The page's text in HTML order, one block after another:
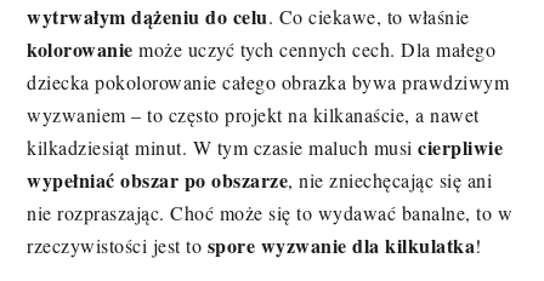
wytrwałym dążeniu do celu. Co ciekawe, to właśnie
kolorowanie może uczyć tych cennych cech. Dla małego
dziecka pokolorowanie całego obrazka bywa prawdziwym
wyzwaniem – to często projekt na kilkanaście, a nawet
kilkadziesiąt minut. W tym czasie maluch musicierpliwie
wypełniać obszar po obszarze, nie zniechęcając się ani
nie rozpraszając. Choć może się to wydawać banalne, to w
rzeczywistości jest to spore wyzwanie dla kilkulatka!